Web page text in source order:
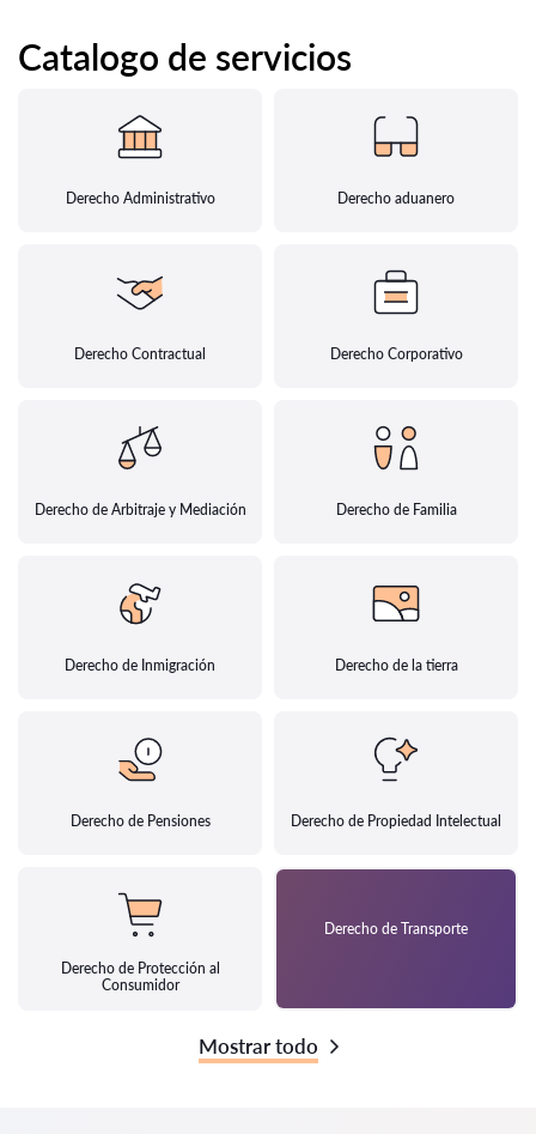
Catalogo de servicios
Derecho Administrativo Derecho aduanero
Derecho Contractual Derecho Corporativo
Derecho de Arbitraje y Mediación Derecho de Familia
Derecho de Inmigración Derecho de la tierra
Derecho de Pensiones Derecho de Propiedad Intelectual
Derecho de Protección al
Consumidor
Derecho de Transporte
Mostrar todo